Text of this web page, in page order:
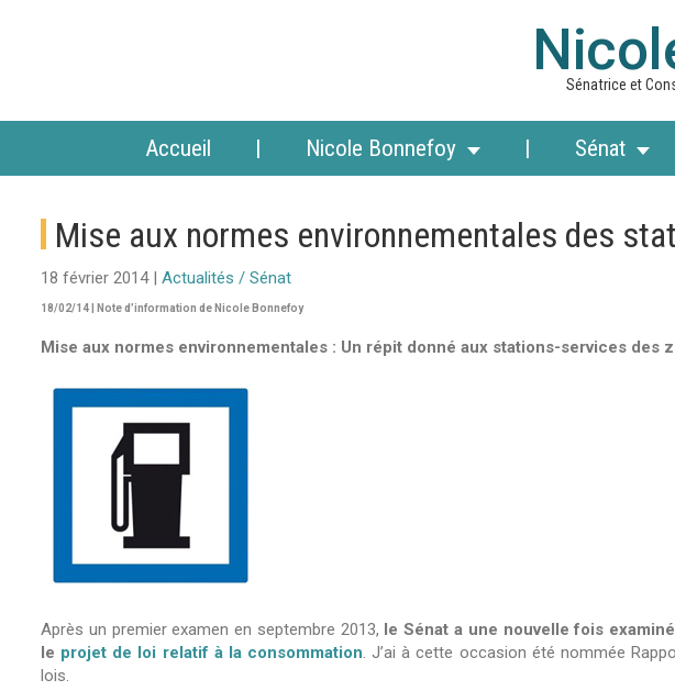
Sénatrice et
Accueil Nicole Bonnefoy Sénat
Mise aux normes environnementales des
18 février 2014 | Actualités / Sénat
18/02/14 | Note d’information de Nicole Bonnefoy
Mise aux normes environnementales : Un répit donné aux stations-services des
Après un premier examen en septembre 2013, le Sénat a une nouvelle fois
le projet de loi relatif à la consommation. J’ai à cette occasion été nommée
lois.